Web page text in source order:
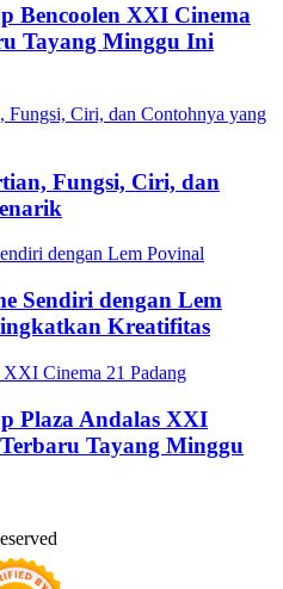
Bencoolen XXI Cinema
Tayang Minggu Ini
Fungsi, Ciri, dan
Sendiri dengan Lem
Kreatifitas
Plaza Andalas XXI
Tayang Minggu